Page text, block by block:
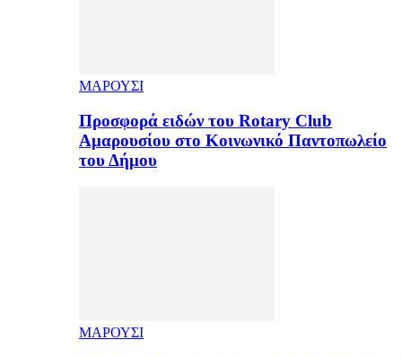
ΜΑΡΟΥΣΙ
Προσφορά ειδών του Rotary Club
Αμαρουσίου στο Κοινωνικό Παντοπωλείο
του Δήμου
ΜΑΡΟΥΣΙ